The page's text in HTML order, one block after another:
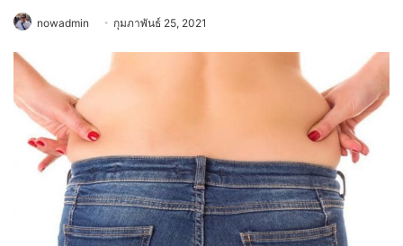
nowadmin กุมภาพันธ์ 25, 2021